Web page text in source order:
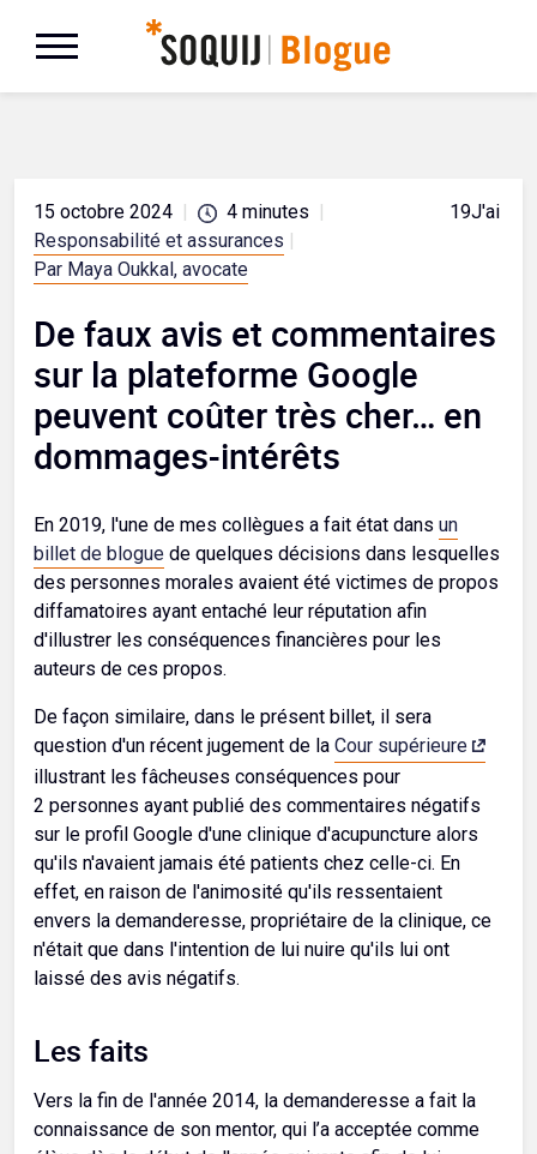
15 octobre 2024 4 minutes
Responsabilité et assurances
Par Maya Oukkal, avocate
19J'aime
De faux avis et commentaires
sur la plateforme Google
peuvent coûter très cher… en
dommages-intérêts
En 2019, l'une de mes collègues a fait état dans un
billet de blogue de quelques décisions dans lesquelles
des personnes morales avaient été victimes de propos
diffamatoires ayant entaché leur réputation afin
d'illustrer les conséquences financières pour les
auteurs de ces propos.
De façon similaire, dans le présent billet, il sera
question d'un récent jugement de la Cour supérieure
illustrant les fâcheuses conséquences pour
2 personnes ayant publié des commentaires négatifs
sur le profil Google d'une clinique d'acupuncture alors
qu'ils n'avaient jamais été patients chez celle-ci. En
effet, en raison de l'animosité qu'ils ressentaient
envers la demanderesse, propriétaire de la clinique, ce
n'était que dans l'intention de lui nuire qu'ils lui ont
laissé des avis négatifs.
Les faits
Vers la fin de l'année 2014, la demanderesse a fait la
connaissance de son mentor, qui l’a acceptée comme